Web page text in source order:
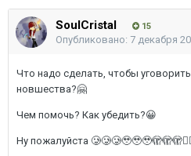
SoulCristal 15
Опубликовано: 7 декабря
Что надо сделать, чтобы
новшества?🤗
Чем помочь? Как убедить?😀
Ну пожалуйста